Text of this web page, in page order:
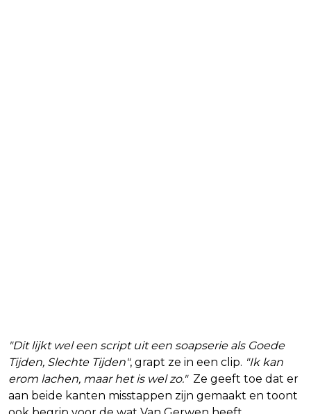
"Dit lijkt wel een script uit een soapserie als Goede
Tijden, Slechte Tijden", grapt ze in een clip. "Ik kan
erom lachen, maar het is wel zo." Ze geeft toe dat er
aan beide kanten misstappen zijn gemaakt en toont